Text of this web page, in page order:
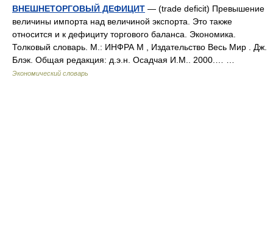
ВНЕШНЕТОРГОВЫЙ ДЕФИЦИТ — (trade deficit) Превышение
величины импорта над величиной экспорта. Это также
относится и к дефициту торгового баланса. Экономика.
Толковый словарь. М.: ИНФРА М , Издательство Весь Мир . Дж.
Блэк. Общая редакция: д.э.н. Осадчая И.М.. 2000.… …
Экономический словарь